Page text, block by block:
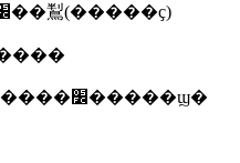
����5����ҵ��ʒ��׼��鵥(�����ҫ)
������ҵ��׼����ʱ����׼�����ϣ�